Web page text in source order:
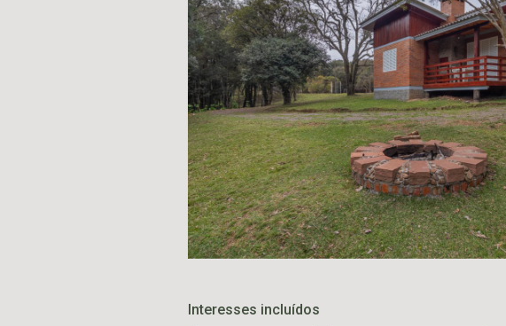
Interesses incluídos